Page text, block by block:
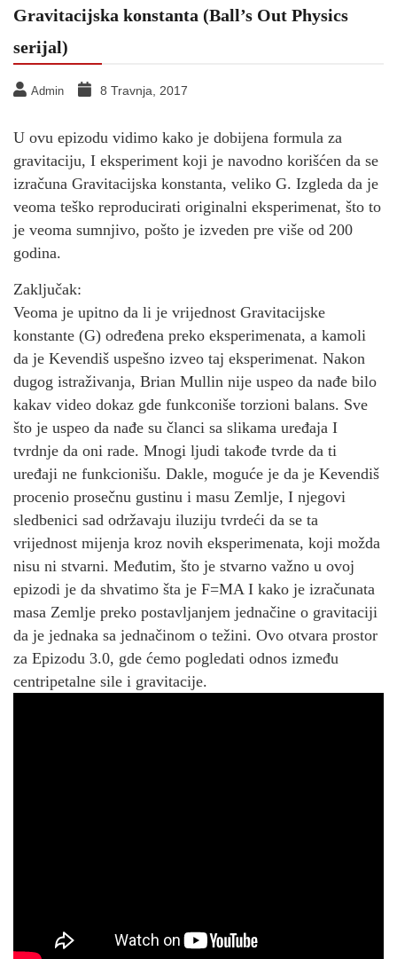
Gravitacijska konstanta (Ball’s Out Physics
serijal)
Admin 8 Travnja, 2017
U ovu epizodu vidimo kako je dobijena formula za
gravitaciju, I eksperiment koji je navodno korišćen da se
izračuna Gravitacijska konstanta, veliko G. Izgleda da je
veoma teško reproducirati originalni eksperimenat, što to
je veoma sumnjivo, pošto je izveden pre više od 200
godina.
Zaključak:
Veoma je upitno da li je vrijednost Gravitacijske
konstante (G) određena preko eksperimenata, a kamoli
da je Kevendiš uspešno izveo taj eksperimenat. Nakon
dugog istraživanja, Brian Mullin nije uspeo da nađe bilo
kakav video dokaz gde funkconiše torzioni balans. Sve
što je uspeo da nađe su članci sa slikama uređaja I
tvrdnje da oni rade. Mnogi ljudi takođe tvrde da ti
uređaji ne funkcionišu. Dakle, moguće je da je Kevendiš
procenio prosečnu gustinu i masu Zemlje, I njegovi
sledbenici sad održavaju iluziju tvrdeći da se ta
vrijednost mijenja kroz novih eksperimenata, koji možda
nisu ni stvarni. Međutim, što je stvarno važno u ovoj
epizodi je da shvatimo šta je F=MA I kako je izračunata
masa Zemlje preko postavljanjem jednačine o gravitaciji
da je jednaka sa jednačinom o težini. Ovo otvara prostor
za Epizodu 3.0, gde ćemo pogledati odnos između
centripetalne sile i gravitacije.